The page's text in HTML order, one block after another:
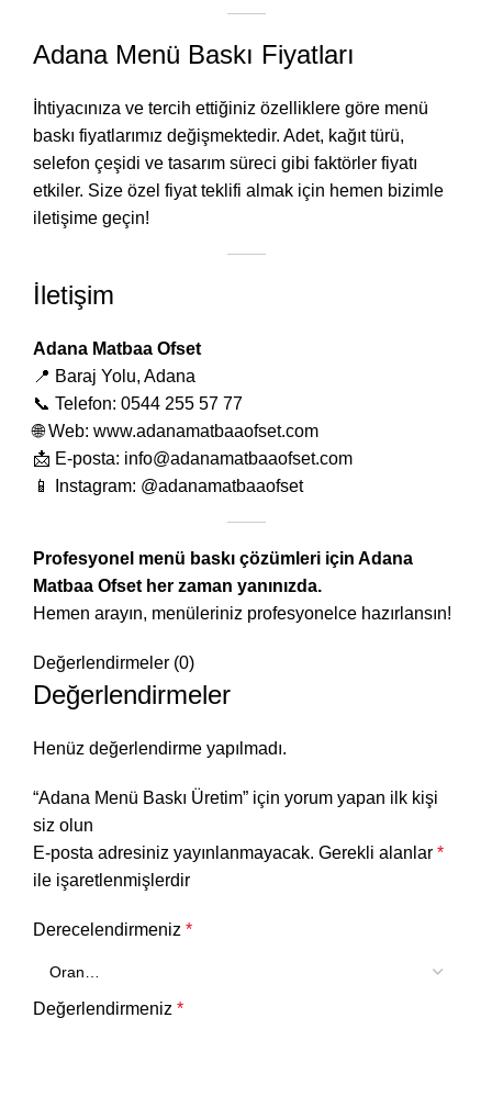
Adana Menü Baskı Fiyatları
İhtiyacınıza ve tercih ettiğiniz özelliklere göre menü
baskı fiyatlarımız değişmektedir. Adet, kağıt türü,
selefon çeşidi ve tasarım süreci gibi faktörler fiyatı
etkiler. Size özel fiyat teklifi almak için hemen bizimle
iletişime geçin!
İletişim
Adana Matbaa Ofset
📍 Baraj Yolu, Adana
📞 Telefon: 0544 255 57 77
🌐 Web: www.adanamatbaaofset.com
📩 E-posta: info@adanamatbaaofset.com
📱 Instagram: @adanamatbaaofset
Profesyonel menü baskı çözümleri için Adana
Matbaa Ofset her zaman yanınızda.
Hemen arayın, menüleriniz profesyonelce hazırlansın!
Değerlendirmeler (0)
Değerlendirmeler
Henüz değerlendirme yapılmadı.
“Adana Menü Baskı Üretim” için yorum yapan ilk kişi
siz olun
E-posta adresiniz yayınlanmayacak. Gerekli alanlar *
ile işaretlenmişlerdir
Derecelendirmeniz *
Değerlendirmeniz *